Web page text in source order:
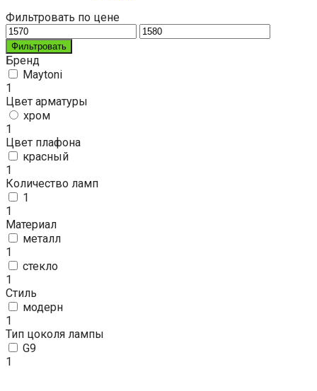
Фильтровать по цене
Фильтровать
Бренд
Maytoni
1
Цвет арматуры
хром
1
Цвет плафона
красный
1
Количество ламп
1
1
Материал
металл
1
стекло
1
Стиль
модерн
1
Тип цоколя лампы
G9
1